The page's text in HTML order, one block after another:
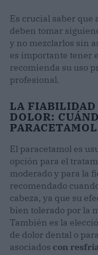
Es crucial saber que
deben tomar
y no mezclarlos sin
es importante tener
recomienda su uso
profesional.
LA FIABILIDAD
DOLOR:
PARACETAMOL
El paracetamol es
opción para el
moderado y para la
recomendado
cabeza, ya que su
bien tolerado por la
También es la
de dolor dental o
asociados con